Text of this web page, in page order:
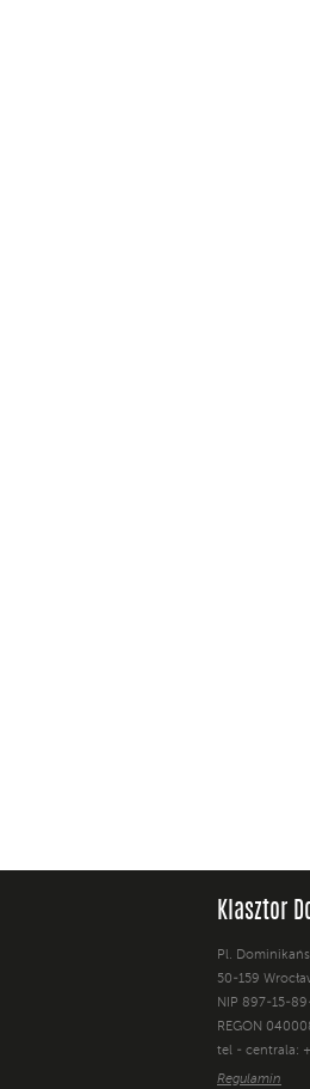
Klasztor
Pl.
50-159
NIP 897-15-
REGON
tel - centrala:
Regulamin